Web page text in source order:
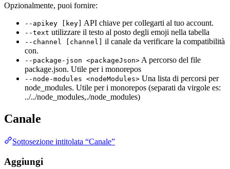
Opzionalmente, puoi fornire:
--apikey [key] API chiave per collegarti al tuo account.
--text utilizzare il testo al posto degli emoji nella tabella
--channel [channel]
il canale da verificare la compatibilità
con.
--package-json <packageJson> A percorso del file
package.json. Utile per i monorepos
--node-modules <nodeModules> Una lista di percorsi per
node_modules. Utile per i monorepos (separati da virgole es:
../../node_modules,./node_modules)
Canale
Sottosezione intitolata “Canale”
Aggiungi